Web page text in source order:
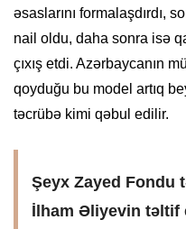
əsaslarını formalaşdırdı,
nail oldu, daha sonra isə
çıxış etdi. Azərbaycanın
qoyduğu bu model artıq
təcrübə kimi qəbul edilir.
Şeyx Zayed Fondu
İlham Əliyevin təltif